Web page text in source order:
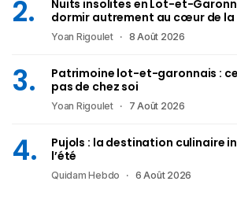
Nuits insolites en Lot-et-
dormir autrement au cœur de la
Yoan Rigoulet 8 Août 2026
Patrimoine lot-et-garonnais :
pas de chez soi
Yoan Rigoulet 7 Août 2026
Pujols : la destination culinaire
l’été
Quidam Hebdo 6 Août 2026